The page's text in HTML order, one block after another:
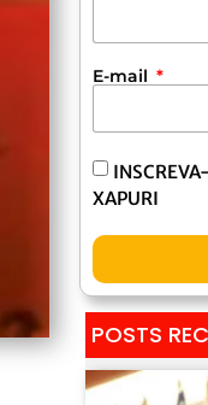
E-mail
XAPURI
POSTS